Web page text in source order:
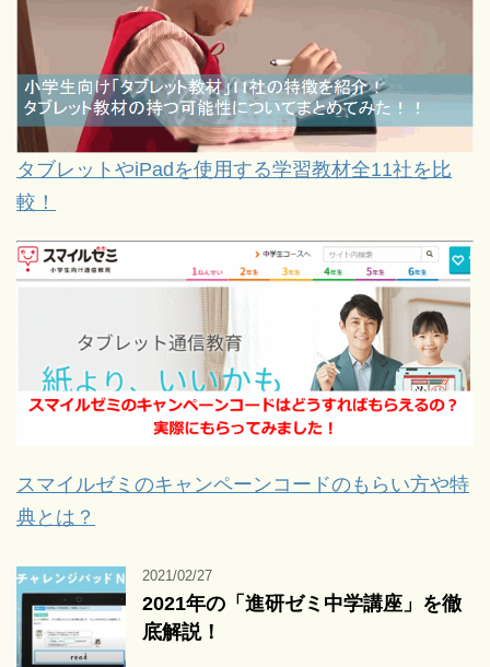
タブレットやiPadを使用する学習教材全11社を比
較！
スマイルゼミのキャンペーンコードのもらい方や特
典とは？
2021/02/27
2021年の「進研ゼミ中学講座」を徹
底解説！